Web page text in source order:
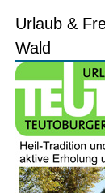
Urlaub &
Wald